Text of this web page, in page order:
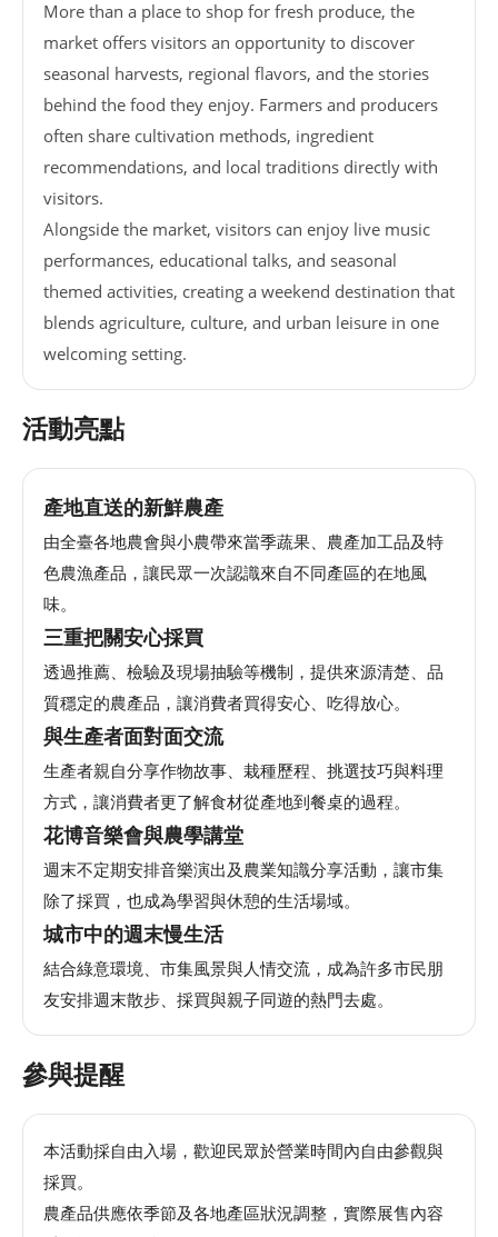
花
博
公
園
回
首
頁
網
站
導
覽
EN
Instagram
Facebook
隱
私
權
及
網
站
安
全
政
策
More than a place to shop for fresh produce, the
market offers visitors an opportunity to discover
seasonal harvests, regional flavors, and the stories
behind the food they enjoy. Farmers and producers
often share cultivation methods, ingredient
recommendations, and local traditions directly with
visitors.
Alongside the market, visitors can enjoy live music
performances, educational talks, and seasonal
themed activities, creating a weekend destination that
blends agriculture, culture, and urban leisure in one
welcoming setting.
活動亮點
產地直送的新鮮農產
由全臺各地農會與小農帶來當季蔬果、農產加工品及特
色農漁產品，讓民眾一次認識來自不同產區的在地風
味。
三重把關安心採買
透過推薦、檢驗及現場抽驗等機制，提供來源清楚、品
質穩定的農產品，讓消費者買得安心、吃得放心。
與生產者面對面交流
生產者親自分享作物故事、栽種歷程、挑選技巧與料理
方式，讓消費者更了解食材從產地到餐桌的過程。
花博音樂會與農學講堂
週末不定期安排音樂演出及農業知識分享活動，讓市集
除了採買，也成為學習與休憩的生活場域。
城市中的週末慢生活
結合綠意環境、市集風景與人情交流，成為許多市民朋
友安排週末散步、採買與親子同遊的熱門去處。
參與提醒
本活動採自由入場，歡迎民眾於營業時間內自由參觀與
採買。
農產品供應依季節及各地產區狀況調整，實際展售內容